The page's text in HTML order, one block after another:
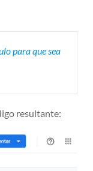
para que sea
resultante: